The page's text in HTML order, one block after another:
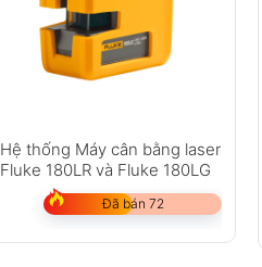
Hệ thống Máy cân bằng laser
Fluke 180LR và Fluke 180LG
Đã bán 72